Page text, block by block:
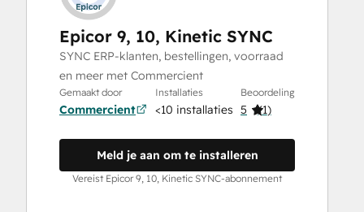
Epicor 9, 10, Kinetic SYNC
SYNC ERP-klanten, bestellingen, voorraad
en meer met Commercient
Gemaakt door
Commercient
Installaties
<10 installaties
Beoordeling
5 (1)
Meld je aan om te installeren
Vereist Epicor 9, 10, Kinetic SYNC-abonnement